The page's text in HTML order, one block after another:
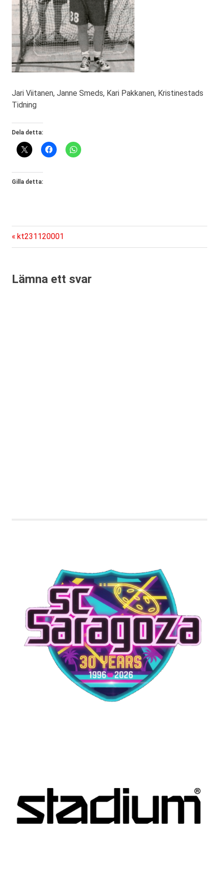
Jari Viitanen, Janne Smeds, Kari Pakkanen, Kristinestads
Tidning
Dela detta:
Gilla detta:
Inläggsnavigering
Föregående
inlägg:
kt231120001
Lämna ett svar